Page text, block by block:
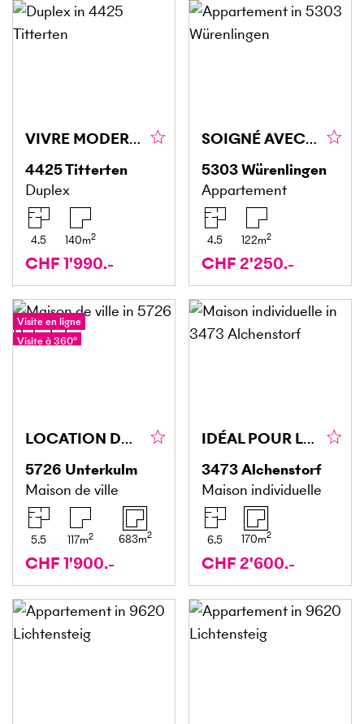
VIVRE MODERNE DANS UNE FERME
4425Titterten
Duplex
4.5 140m2
CHF 1'990.-
SOIGNÉ AVEC BEAUCOUP DESPACE DE RANGEMENT
5303Würenlingen
Appartement
4.5 122m2
CHF 2'250.-
Visite en ligne
Visite à 360°
LOCATION DU 26 OCTOBRE AU 1ER AVRIL 2027
5726 Unterkulm
Maison de ville
5.5 117m2 683m2
CHF 1'900.-
IDÉAL POUR LES AMOUREUX DU JARDIN
3473Alchenstorf
Maison individuelle
6.5 170m2
CHF 2'600.-